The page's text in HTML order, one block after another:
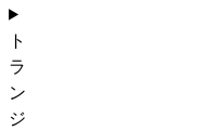
ト
ラ
ン
ジ